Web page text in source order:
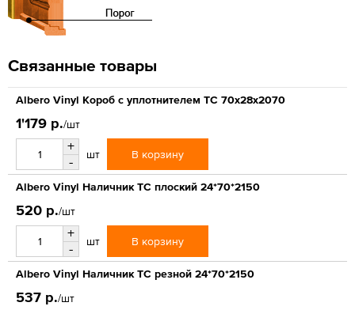
Связанные товары
Albero Vinyl Короб с уплотнителем ТС 70х28х2070
1'179 р./шт
+
-
шт В корзину
Albero Vinyl Наличник ТС плоский 24*70*2150
520 р./шт
+
-
шт В корзину
Albero Vinyl Наличник ТС резной 24*70*2150
537 р./шт